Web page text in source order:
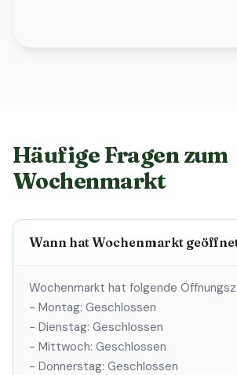
Häufige Fragen zum
Wochenmarkt
Wann hat Wochenmarkt
Wochenmarkt hat folgende
- Montag: Geschlossen
- Dienstag: Geschlossen
- Mittwoch: Geschlossen
- Donnerstag: Geschlossen